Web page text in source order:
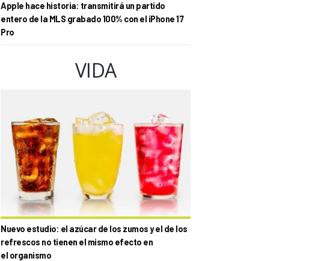
Apple hace historia: transmitirá un partido
entero de la MLS grabado 100% con el iPhone 17
Pro
VIDA
Nuevo estudio: el azúcar de los zumos y el de los
refrescos no tienen el mismo efecto en
el organismo